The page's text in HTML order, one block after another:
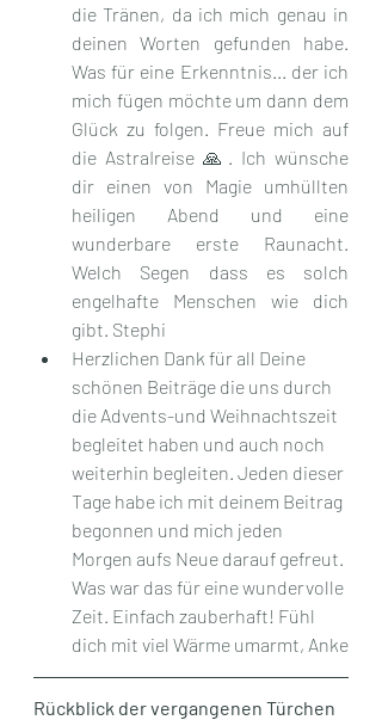
die Tränen, da ich mich genau in
deinen Worten gefunden habe.
Was für eine Erkenntnis... der ich
mich fügen möchte um dann dem
Glück zu folgen. Freue mich auf
die AstraIreise 🙏. Ich wünsche
dir einen von Magie umhüllten
heiligen Abend und eine
wunderbare erste Raunacht.
Welch Segen dass es solch
engelhafte Menschen wie dich
gibt. Stephi
Herzlichen Dank für all Deine
schönen Beiträge die uns durch
die Advents-und Weihnachtszeit
begleitet haben und auch noch
weiterhin begleiten. Jeden dieser
Tage habe ich mit deinem Beitrag
begonnen und mich jeden
Morgen aufs Neue darauf gefreut.
Was war das für eine wundervolle
Zeit. Einfach zauberhaft! Fühl
dich mit viel Wärme umarmt, Anke
Rückblick der vergangenen Türchen